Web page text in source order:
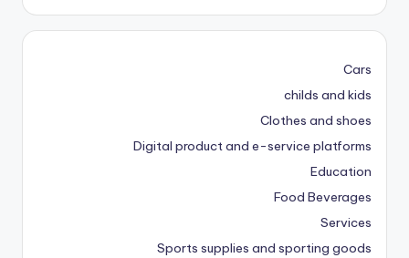
Cars
childs and kids
Clothes and shoes
Digital product and e-service platforms
Education
Food Beverages
Services
Sports supplies and sporting goods